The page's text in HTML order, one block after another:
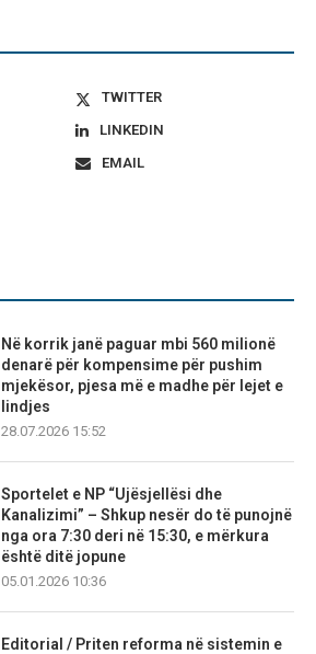
TWITTER
LINKEDIN
EMAIL
Në korrik janë paguar mbi 560 milionë
denarë për kompensime për pushim
mjekësor, pjesa më e madhe për lejet e
lindjes
28.07.2026 15:52
Sportelet e NP “Ujësjellësi dhe
Kanalizimi” – Shkup nesër do të punojnë
nga ora 7:30 deri në 15:30, e mërkura
është ditë jopune
05.01.2026 10:36
Editorial / Priten reforma në sistemin e